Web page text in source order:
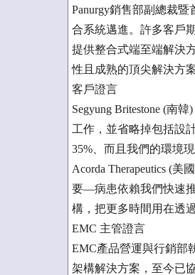
Panurgy銷售部副總裁
合系統邁進。許多客戶
提供整合式端至端解決
性且成熟的頂尖解決方
客戶證言
Segyung Britestone (南
工作，並省略掉包括設
35%、而且我們的環境
Acorda Therapeutics (美
要––病患依賴我們快速
構，把更多時間用在透
EMC 主管證言
EMC產品營運與行銷部
架構解決方案，至今已